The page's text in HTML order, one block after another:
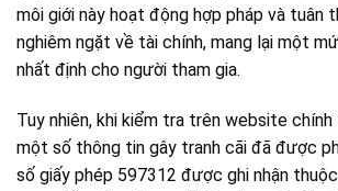
môi giới này hoạt động hợp pháp và tuân
nghiêm ngặt về tài chính, mang lại một
nhất định cho người tham gia.
Tuy nhiên, khi kiểm tra trên website
một số thông tin gây tranh cãi đã được
số giấy phép 597312 được ghi nhận